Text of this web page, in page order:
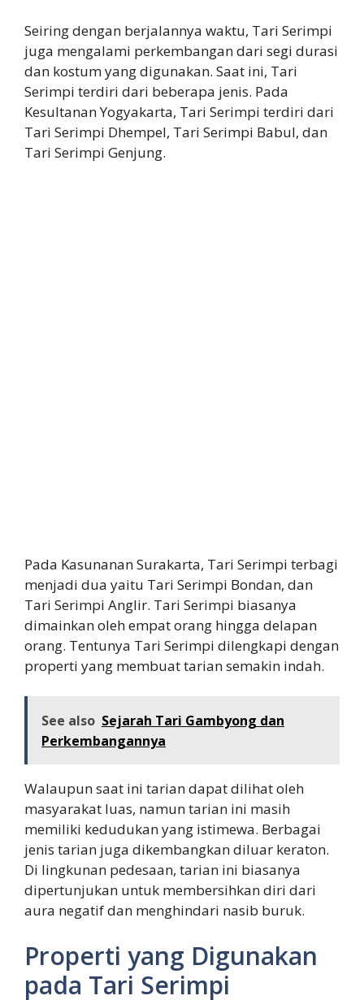
Seiring dengan berjalannya waktu, Tari Serimpi
juga mengalami perkembangan dari segi durasi
dan kostum yang digunakan. Saat ini, Tari
Serimpi terdiri dari beberapa jenis. Pada
Kesultanan Yogyakarta, Tari Serimpi terdiri dari
Tari Serimpi Dhempel, Tari Serimpi Babul, dan
Tari Serimpi Genjung.
Pada Kasunanan Surakarta, Tari Serimpi terbagi
menjadi dua yaitu Tari Serimpi Bondan, dan
Tari Serimpi Anglir. Tari Serimpi biasanya
dimainkan oleh empat orang hingga delapan
orang. Tentunya Tari Serimpi dilengkapi dengan
properti yang membuat tarian semakin indah.
See also Sejarah Tari Gambyong dan
Perkembangannya
Walaupun saat ini tarian dapat dilihat oleh
masyarakat luas, namun tarian ini masih
memiliki kedudukan yang istimewa. Berbagai
jenis tarian juga dikembangkan diluar keraton.
Di lingkunan pedesaan, tarian ini biasanya
dipertunjukan untuk membersihkan diri dari
aura negatif dan menghindari nasib buruk.
Properti yang Digunakan
pada Tari Serimpi